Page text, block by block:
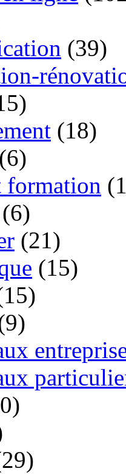
(39)
(18)
(6)
formation
(6)
(21)
(15)